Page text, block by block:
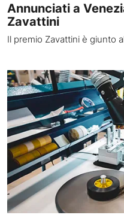
Annunciati a
Zavattini
Il premio Zavattini è giunto